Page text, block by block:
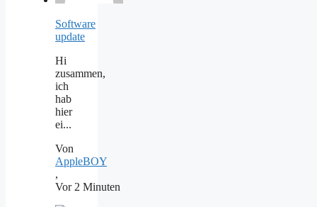
Software
update
Hi
zusammen,
ich
hab
hier
ei...
Von
AppleBOY
,
Vor 2 Minuten